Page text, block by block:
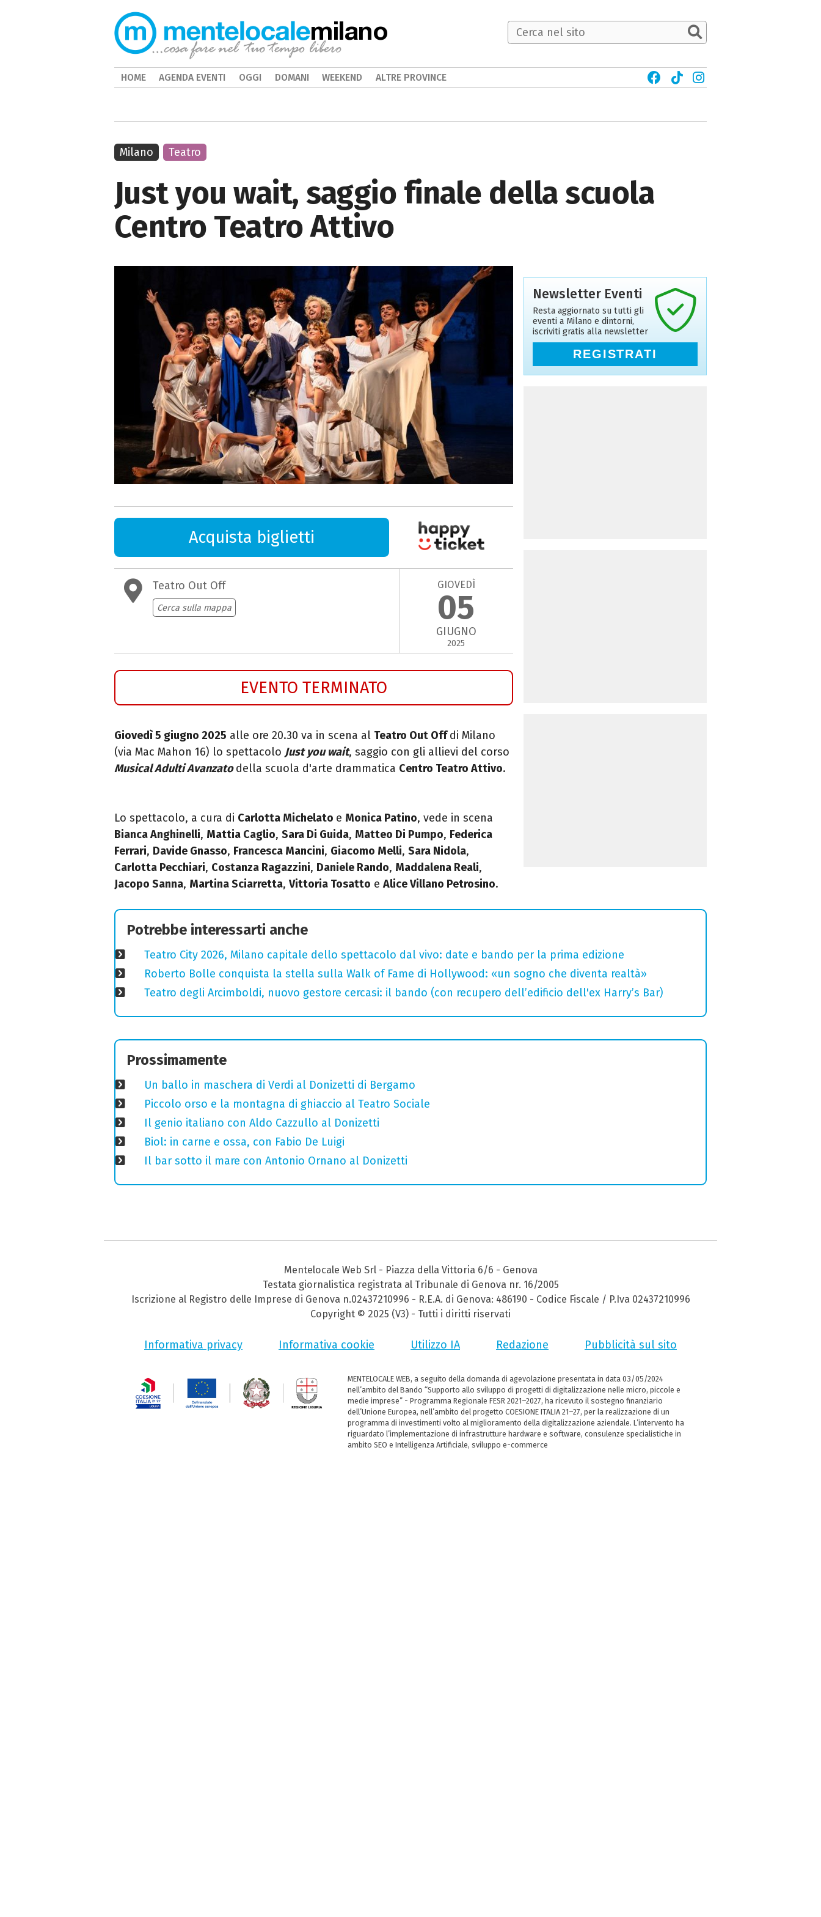
Just you wait, saggio finale della scuola
Centro Teatro Attivo
Acquista biglietti
Teatro Out Off
Cerca sulla mappa
GIOVEDÌ
05
GIUGNO
2025
EVENTO TERMINATO
Giovedì 5 giugno 2025 alle ore 20.30 va in scena al Teatro Out Offdi Milano
(via Mac Mahon 16) lo spettacolo Just you wait, saggio con gli allievi del corso
Musical Adulti Avanzatodella scuola d'arte drammatica Centro Teatro Attivo.
Lo spettacolo, a cura di Carlotta Michelato e Monica Patino, vede in scena
Bianca Anghinelli, Mattia Caglio, Sara Di Guida, Matteo Di Pumpo, Federica
Ferrari, Davide Gnasso, Francesca Mancini, Giacomo Melli, Sara Nidola,
Carlotta Pecchiari, Costanza Ragazzini, Daniele Rando, Maddalena Reali,
Jacopo Sanna, Martina Sciarretta, Vittoria Tosatto e Alice Villano Petrosino.
Milano Teatro
Newsletter Eventi
Resta aggiornato su tutti gli
eventi a Milano e dintorni,
iscriviti gratis alla newsletter
REGISTRATI
Potrebbe interessarti anche
Teatro City 2026, Milano capitale dello spettacolo dal vivo: date e bando per la prima edizione
Roberto Bolle conquista la stella sulla Walk of Fame di Hollywood: «un sogno che diventa realtà»
Teatro degli Arcimboldi, nuovo gestore cercasi: il bando (con recupero dell’edificio dell'ex Harry’s Bar)
Prossimamente
Un ballo in maschera di Verdi al Donizetti di Bergamo
Piccolo orso e la montagna di ghiaccio al Teatro Sociale
Il genio italiano con Aldo Cazzullo al Donizetti
Biol: in carne e ossa, con Fabio De Luigi
Il bar sotto il mare con Antonio Ornano al Donizetti
milano
HOME AGENDA EVENTI OGGI DOMANI WEEKEND ALTRE PROVINCE
Mentelocale Web Srl - Piazza della Vittoria 6/6 - Genova
Testata giornalistica registrata al Tribunale di Genova nr. 16/2005
Iscrizione al Registro delle Imprese di Genova n.02437210996 - R.E.A. di Genova: 486190 - Codice Fiscale / P.Iva 02437210996
Copyright © 2025 (V3) - Tutti i diritti riservati
Informativa privacy Informativa cookie Utilizzo IA Redazione Pubblicità sul sito
MENTELOCALE WEB, a seguito della domanda di agevolazione presentata in data 03/05/2024
nell’ambito del Bando “Supporto allo sviluppo di progetti di digitalizzazione nelle micro, piccole e
medie imprese” - Programma Regionale FESR 2021–2027, ha ricevuto il sostegno finanziario
dell’Unione Europea, nell’ambito del progetto COESIONE ITALIA 21–27, per la realizzazione di un
programma di investimenti volto al miglioramento della digitalizzazione aziendale. L’intervento ha
riguardato l’implementazione di infrastrutture hardware e software, consulenze specialistiche in
ambito SEO e Intelligenza Artificiale, sviluppo e-commerce